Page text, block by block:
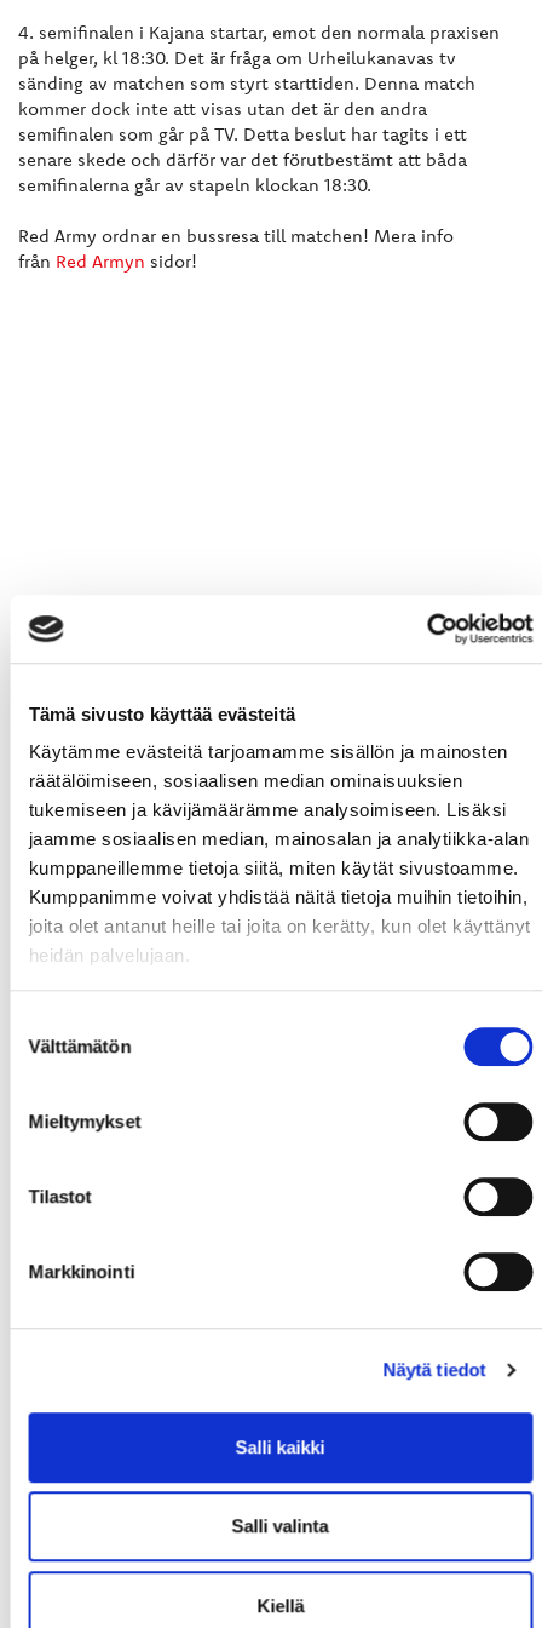
Tämä sivusto käyttää evästeitä
Käytämme evästeitä tarjoamamme sisällön ja mainosten
räätälöimiseen, sosiaalisen median ominaisuuksien
tukemiseen ja kävijämäärämme analysoimiseen. Lisäksi
jaamme sosiaalisen median, mainosalan ja analytiikka-alan
kumppaneillemme tietoja siitä, miten käytät sivustoamme.
Kumppanimme voivat yhdistää näitä tietoja muihin tietoihin,
joita olet antanut heille tai joita on kerätty, kun olet käyttänyt
heidän palvelujaan.
valinta
Välttämätön
Mieltymykset
Tilastot
Markkinointi
Näytä tiedot
Salli kaikki
Salli valinta
Kiellä
4. semifinalen i Kajana startar, emot den normala praxisen
på helger, kl 18:30. Det är fråga om Urheilukanavas tv
sänding av matchen som styrt starttiden. Denna match
kommer dock inte att visas utan det är den andra
semifinalen som går på TV. Detta beslut har tagits i ett
senare skede och därför var det förutbestämt att båda
semifinalerna går av stapeln klockan 18:30.
Red Army ordnar en bussresa till matchen! Mera info
från Red Armyn sidor!